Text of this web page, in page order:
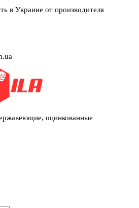
в Украине от производителя
оцинкованные